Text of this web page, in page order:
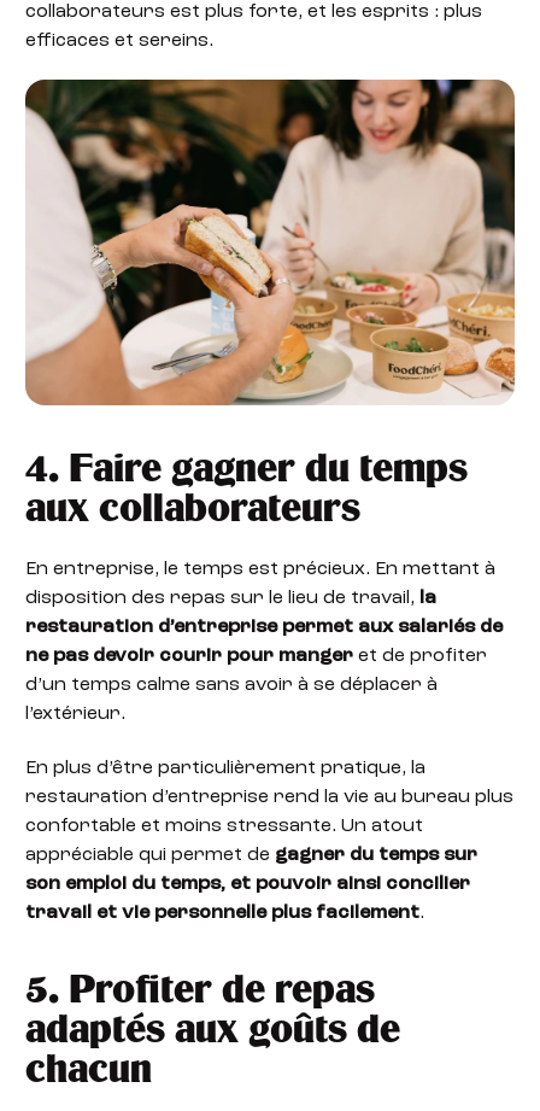
collaborateurs est plus forte, et les esprits : plus
efficaces et sereins.
4. Faire gagner du temps
aux collaborateurs
En entreprise, le temps est précieux. En mettant à
disposition des repas sur le lieu de travail, la
restauration d’entreprise permet aux salariés de
ne pas devoir courir pour manger et de profiter
d’un temps calme sans avoir à se déplacer à
l’extérieur.
En plus d’être particulièrement pratique, la
restauration d’entreprise rend la vie au bureau plus
confortable et moins stressante. Un atout
appréciable qui permet de gagner du temps sur
son emploi du temps, et pouvoir ainsi concilier
travail et vie personnelle plus facilement.
5. Profiter de repas
adaptés aux goûts de
chacun